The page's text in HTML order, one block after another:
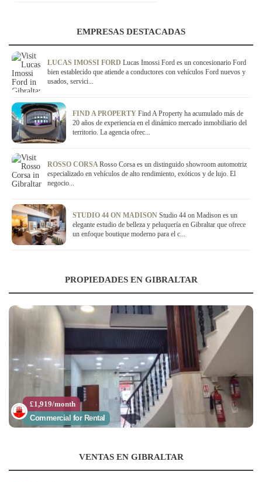
EMPRESAS DESTACADAS
LUCAS IMOSSI FORD Lucas Imossi Ford es un concesionario Ford
bien establecido que atiende a conductores con vehículos Ford nuevos y
usados, servici...
FIND A PROPERTY Find A Property ha acumulado más de
20 años de experiencia en el dinámico mercado inmobiliario del
territorio. La agencia ofrec...
ROSSO CORSARosso Corsa es un distinguido showroom automotriz
especializado en vehículos de alto rendimiento, exóticos y de lujo. El
negocio...
STUDIO 44 ON MADISON Studio 44 on Madison es un
elegante estudio de belleza y peluquería en Gibraltar que ofrece
un enfoque boutique moderno para el c...
PROPIEDADES EN GIBRALTAR
£1,919/month
Commercial for Rental
VENTAS EN GIBRALTAR